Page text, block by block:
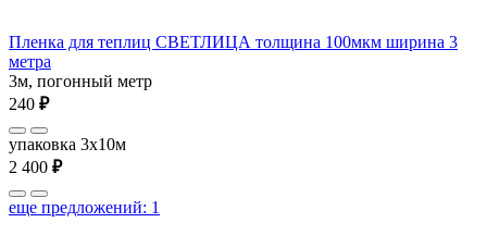
Пленка для теплиц СВЕТЛИЦА толщина 100мкм ширина 3
метра
3м, погонный метр
240 ₽
упаковка 3x10м
2 400 ₽
еще предложений: 1